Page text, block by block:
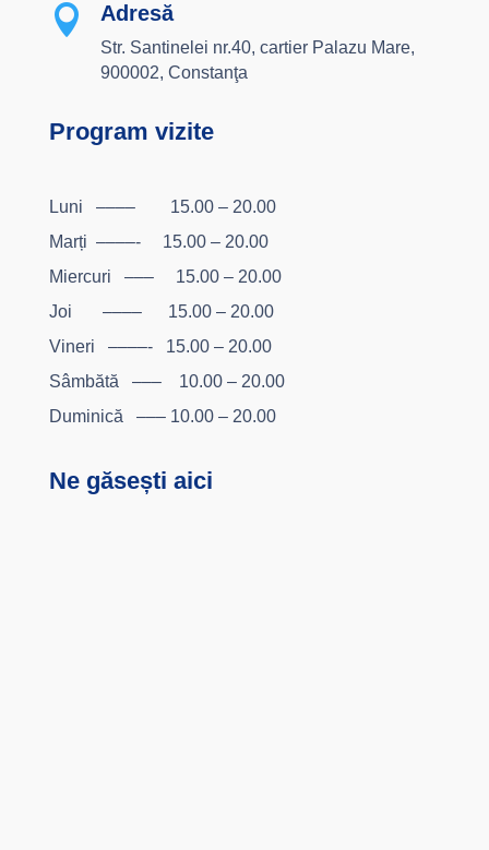
 Adresă
Str. Santinelei nr.40, cartier Palazu Mare,
900002, Constanţa
Program vizite
Luni –––– 15.00 – 20.00
Marți ––––- 15.00 – 20.00
Miercuri ––– 15.00 – 20.00
Joi –––– 15.00 – 20.00
Vineri ––––- 15.00 – 20.00
Sâmbătă ––– 10.00 – 20.00
Duminică ––– 10.00 – 20.00
Ne găsești aici